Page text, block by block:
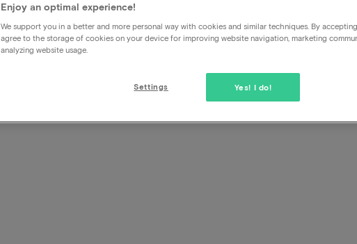
Bij de meeste arrangementen is de prijs inclusief een
dagen kan het echter zo zijn dat er een meerprijs wordt
datumtoeslag (zo zal een aankomst op maandag vaak
aankomst in het weekend). De meerkosten zijn dus niet
dit is inclusief in de arrangementprijs.
Enjoy an optimal experience!
We support you in a better and more personal way with cookies and similar techniques. By
agree to the storage of cookies on your device for improving website navigation, marketing
analyzing website usage.
Yes! I do!
Settings